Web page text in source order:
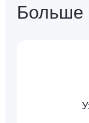
Больше